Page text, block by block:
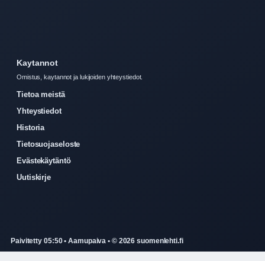
Kaytannot
Omistus, kaytannot ja lukijoiden yhteystiedot.
Tietoa meistä
Yhteystiedot
Historia
Tietosuojaseloste
Evästekäytäntö
Uutiskirje
Paivitetty 05:50 • Aamupaiva • © 2026 suomenlehti.fi